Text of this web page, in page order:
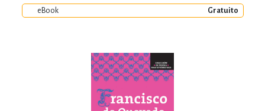
eBook Gratuito